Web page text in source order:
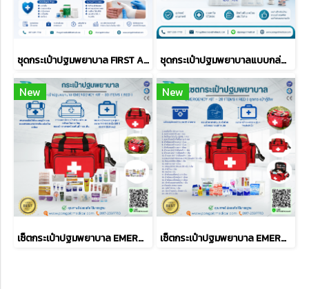
ชุดกระเป๋าปฐมพยาบาล FIRST AID KIT อุปกรณ์ครบชุด 33 รายการ พร้อมใช้งาน (BLUE) ชุดกระเป๋าปฐมพยาบาลแบบกล่อง พร้อมอุปกรณ์
New
เซ็ตกระเป๋าปฐมพยาบาล EMERGENCY KIT - 33 ITEMS ( RED )
New
เซ็ตกระเป๋าปฐมพยาบาล EMERGENCY KIT - 26 ITEMS ( RED )